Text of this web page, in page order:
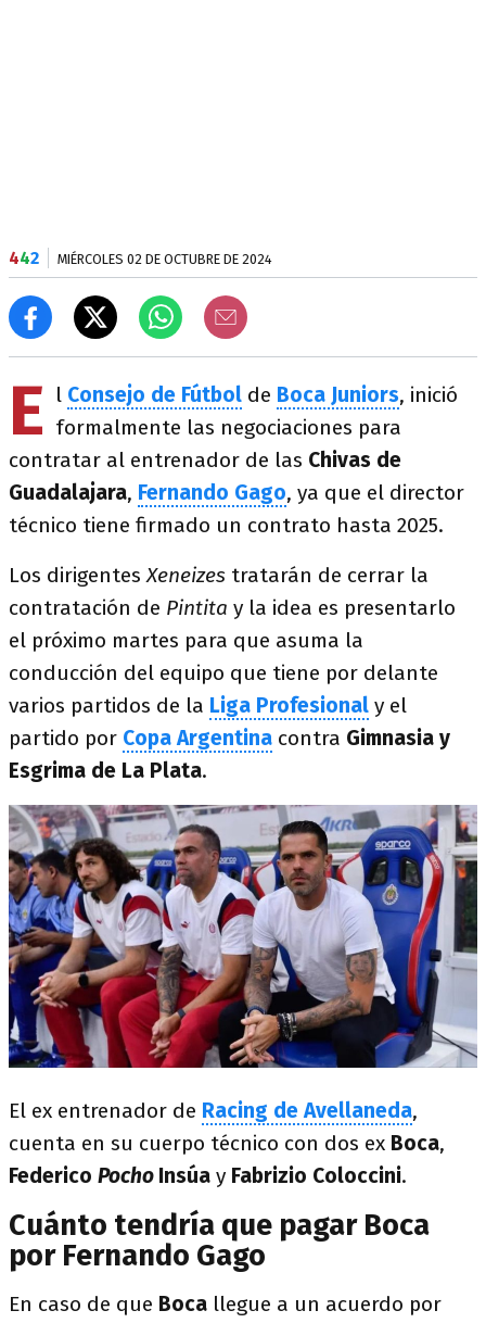
442 MIÉRCOLES 02 DE OCTUBRE DE 2024
E l Consejo de Fútbol de Boca Juniors, inició
formalmente las negociaciones para
contratar al entrenador de las Chivas de
Guadalajara, Fernando Gago, ya que el director
técnico tiene firmado un contrato hasta 2025.
Los dirigentesXeneizes tratarán de cerrar la
contratación de Pintita y la idea es presentarlo
el próximo martes para que asuma la
conducción del equipo que tiene por delante
varios partidos de la Liga Profesional y el
partido por Copa Argentina contra Gimnasia y
Esgrima de La Plata.
El ex entrenador de Racing de Avellaneda,
cuenta en su cuerpo técnico con dos ex Boca,
Federico Pocho Insúa y Fabrizio Coloccini.
Cuánto tendría que pagar Boca
por Fernando Gago
En caso de que Boca llegue a un acuerdo por